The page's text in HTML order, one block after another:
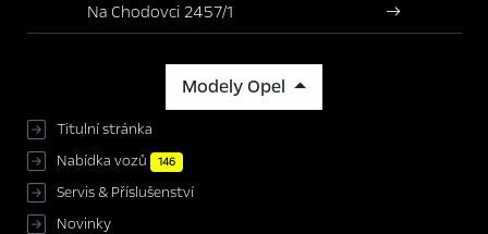
Na Chodovci 2457/1
Modely Opel
Titulní stránka
Nabídka vozů
146
Servis & Příslušenství
Novinky